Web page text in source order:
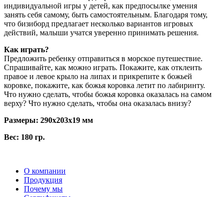
индивидуальной игры у детей, как предпосылке умения
занять себя самому, быть самостоятельным. Благодаря тому,
что бизиборд предлагает несколько вариантов игровых
действий, малыши учатся уверенно принимать решения.
Как играть?
Предложить ребенку отправиться в морское путешествие.
Спрашивайте, как можно играть. Покажите, как отклеить
правое и левое крыло на липах и прикрепите к божьей
коровке, покажите, как божья коровка летит по лабиринту.
Что нужно сделать, чтобы божья коровка оказалась на самом
верху? Что нужно сделать, чтобы она оказалась внизу?
Размеры: 290x203x19 мм
Вес: 180 гр.
О компании
Продукция
Почему мы